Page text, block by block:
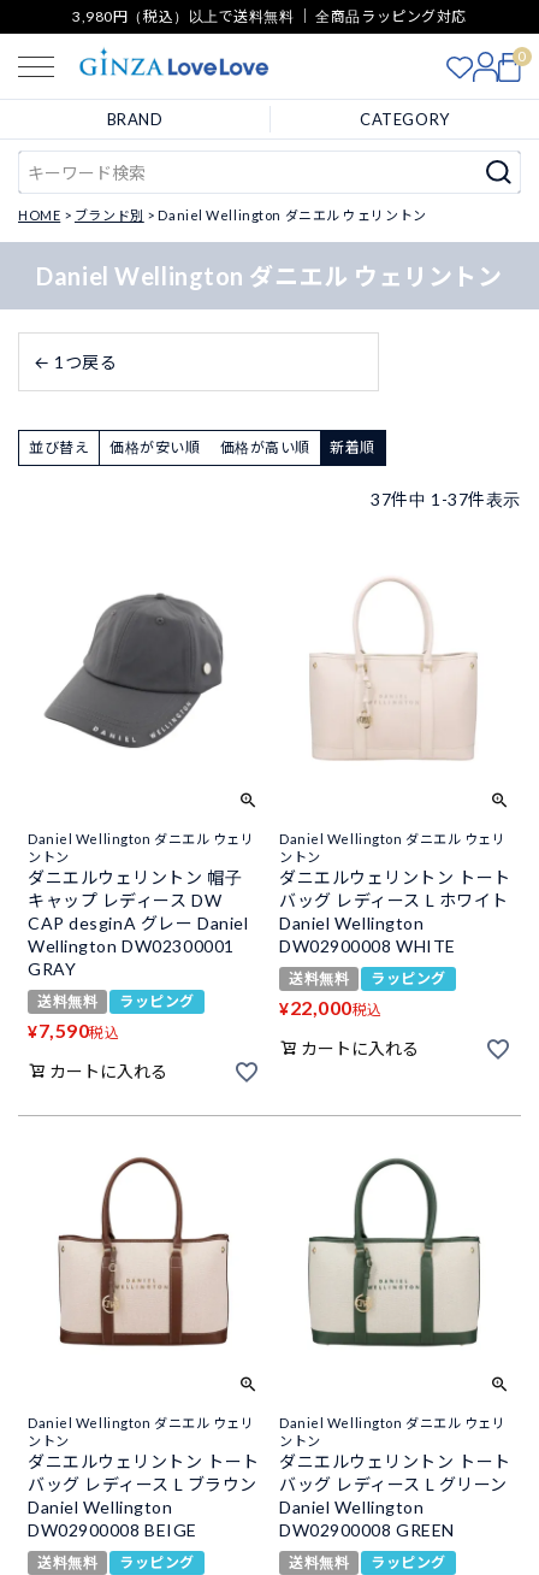
3,980円（税込）以上で送料無料 ｜ 全商品ラッピング対応
0
BRAND CATEGORY
HOME ブランド別 Daniel Wellington ダニエル ウェリントン
Daniel Wellington ダニエル ウェリントン
← 1つ戻る
並び替え 価格が安い順 価格が高い順 新着順
37件中 1 -37件表示
Daniel Wellington ダニエル ウェリ
ントン
ダニエルウェリントン 帽子
キャップ レディース DW
CAP desginA グレー Daniel
Wellington DW02300001
GRAY
送料無料 ラッピング
¥7,590税込
カートに入れる
Daniel Wellington ダニエル ウェリ
ントン
ダニエルウェリントン トート
バッグ レディース L ホワイト
Daniel Wellington
DW02900008 WHITE
送料無料 ラッピング
¥22,000税込
カートに入れる
Daniel Wellington ダニエル ウェリ
ントン
ダニエルウェリントン トート
バッグ レディース L ブラウン
Daniel Wellington
DW02900008 BEIGE
送料無料 ラッピング
Daniel Wellington ダニエル ウェリ
ントン
ダニエルウェリントン トート
バッグ レディース L グリーン
Daniel Wellington
DW02900008 GREEN
送料無料 ラッピング